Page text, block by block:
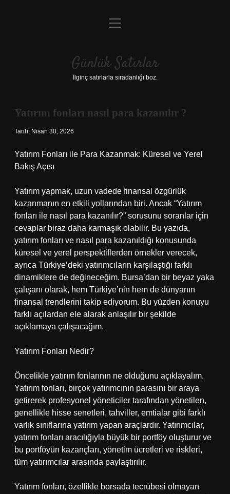
Anasayfa
Yasal Uyarı
menüyü
Günlük Satırlar
İlginç satırlarla sıradanlığı boz.
Yatırım fonları nasıl para kazanılır ?
Tarih: Nisan 30, 2026
Yatırım Fonları ile Para Kazanmak: Küresel ve Yerel
Bakış Açısı
Yatırım yapmak, uzun vadede finansal özgürlük
kazanmanın en etkili yollarından biri. Ancak “Yatırım
fonları ile nasıl para kazanılır?” sorusunu soranlar için
cevaplar biraz daha karmaşık olabilir. Bu yazıda,
yatırım fonları ve nasıl para kazanıldığı konusunda
küresel ve yerel perspektiflerden örnekler verecek,
ayrıca Türkiye’deki yatırımcıların karşılaştığı farklı
dinamiklere de değineceğim. Bursa’dan bir beyaz yaka
çalışanı olarak, hem Türkiye’nin hem de dünyanın
finansal trendlerini takip ediyorum. Bu yüzden konuyu
farklı açılardan ele alarak anlaşılır bir şekilde
açıklamaya çalışacağım.
Yatırım Fonları Nedir?
Öncelikle yatırım fonlarının ne olduğunu açıklayalım.
Yatırım fonları, birçok yatırımcının parasını bir araya
getirerek profesyonel yöneticiler tarafından yönetilen,
genellikle hisse senetleri, tahviller, emtialar gibi farklı
varlık sınıflarına yatırım yapan araçlardır. Yatırımcılar,
yatırım fonları aracılığıyla büyük bir portföy oluşturur ve
bu portföyün kazançları, yönetim ücretleri ve riskleri,
tüm yatırımcılar arasında paylaştırılır.
Yatırım fonları, özellikle borsada tecrübesi olmayan